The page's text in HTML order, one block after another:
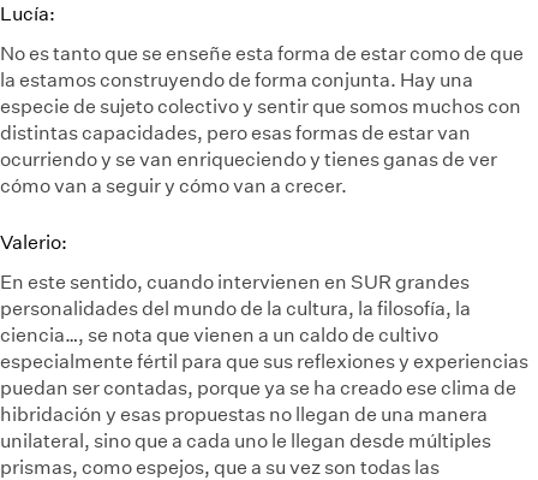
Lucía:
No es tanto que se enseñe esta forma de estar como de que
la estamos construyendo de forma conjunta. Hay una
especie de sujeto colectivo y sentir que somos muchos con
distintas capacidades, pero esas formas de estar van
ocurriendo y se van enriqueciendo y tienes ganas de ver
cómo van a seguir y cómo van a crecer.
Valerio:
En este sentido, cuando intervienen en SUR grandes
personalidades del mundo de la cultura, la filosofía, la
ciencia…, se nota que vienen a un caldo de cultivo
especialmente fértil para que sus reflexiones y experiencias
puedan ser contadas, porque ya se ha creado ese clima de
hibridación y esas propuestas no llegan de una manera
unilateral, sino que a cada uno le llegan desde múltiples
prismas, como espejos, que a su vez son todas las